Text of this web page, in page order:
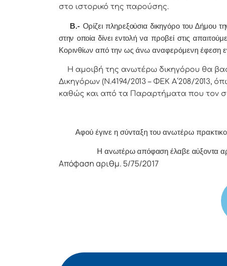
στο ιστορικό της παρούσης.
Β.- Ορίζει πληρεξούσια δικηγόρο του Δήμου
στην οποία δίνει εντολήνα προβεί στις
Κορινθίων από την ως άνω αναφερόμενη έφεση
Η αμοιβή της ανωτέρω δικηγόρου θα
Δικηγόρων (Ν.4194/2013 – ΦΕΚ Α΄208/2013,
καθώς και από τα Παραρτήματα που τον
Αφoύ έγιvε η σύvταξη τoυ αvωτέρω
Η αvωτέρω απόφαση έλαβε αύξοντα
Απόφαση αριθμ. 5/75/2017